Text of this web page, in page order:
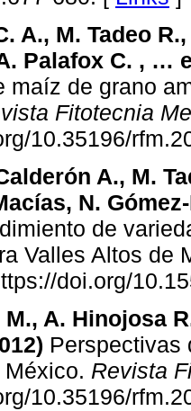
A., M. Tadeo
Palafox C. , …
maíz de grano
Fitotecnia
10.35196/
A., M.
N.
de
Valles Altos de
doi.org/
A. Hinojosa
Perspectivas
Revista
10.35196/